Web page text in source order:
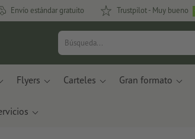
Envío estándar gratuito Trustpilot - Muy bueno
Flyers Carteles Gran formato